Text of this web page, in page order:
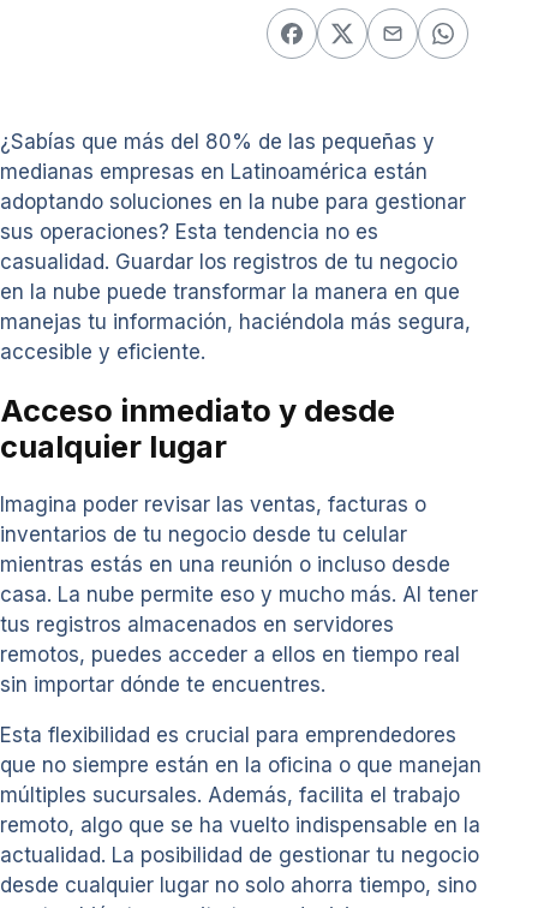
¿Sabías que más del 80% de las pequeñas y
medianas empresas en Latinoamérica están
adoptando soluciones en la nube para gestionar
sus operaciones? Esta tendencia no es
casualidad. Guardar los registros de tu negocio
en la nube puede transformar la manera en que
manejas tu información, haciéndola más segura,
accesible y eficiente.
Acceso inmediato y desde
cualquier lugar
Imagina poder revisar las ventas, facturas o
inventarios de tu negocio desde tu celular
mientras estás en una reunión o incluso desde
casa. La nube permite eso y mucho más. Al tener
tus registros almacenados en servidores
remotos, puedes acceder a ellos en tiempo real
sin importar dónde te encuentres.
Esta flexibilidad es crucial para emprendedores
que no siempre están en la oficina o que manejan
múltiples sucursales. Además, facilita el trabajo
remoto, algo que se ha vuelto indispensable en la
actualidad. La posibilidad de gestionar tu negocio
desde cualquier lugar no solo ahorra tiempo, sino